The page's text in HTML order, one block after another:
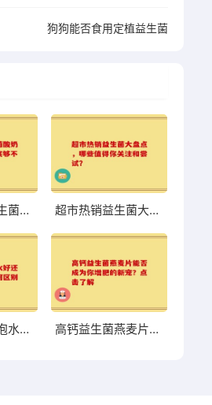
狗狗能否食用定植益生菌
沧州快消品益生菌酸奶，口感与营养到底够不够尝鲜？ 超市热销益生菌大盘点，哪些值得你关注和尝试？
蛋白粉益生菌泡水好还是干吃好两者有何区别 高钙益生菌燕麦片能否成为你增肥的新宠？点击了解